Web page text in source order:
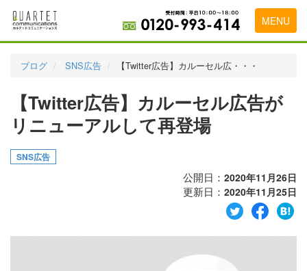
MENU
実績・お客様の声
初めて導入をお考えの方
代理店の乗り換えをお考えの方
ブログ SNS広告 【Twitter広告】カルーセル広・・・
【Twitter広告】カルーセル広告が
リニューアルして再登場
SNS広告
公開日： 2020年11月26日
更新日： 2020年11月25日